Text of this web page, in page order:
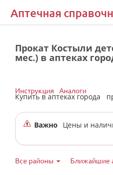
Аптечная
Прокат Костыли
мес.) в аптеках
Купить в аптеках города
Инструкция Аналоги
Важно Цены и
Все районы Ближайшие